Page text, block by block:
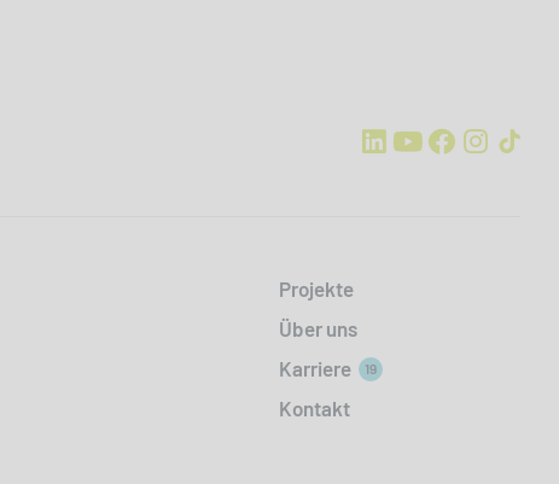
Projekte
Über uns
Karriere
19
Kontakt